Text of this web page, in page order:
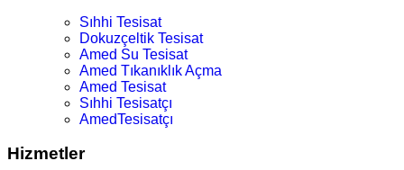
Sıhhi Tesisat
Dokuzçeltik Tesisat
Amed Su Tesisat
Amed Tıkanıklık Açma
Amed Tesisat
Sıhhi Tesisatçı
AmedTesisatçı
Hizmetler